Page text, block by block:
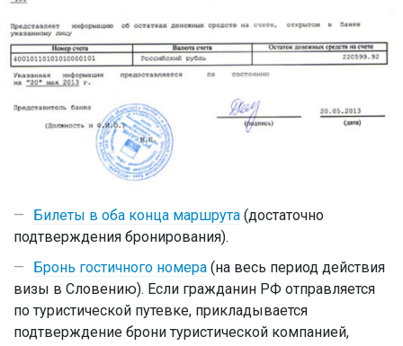
Билеты в оба конца маршрута (достаточно
подтверждения бронирования).
Бронь гостичного номера (на весь период действия
визы в Словению). Если гражданин РФ отправляется
по туристической путевке, прикладывается
подтверждение брони туристической компанией,